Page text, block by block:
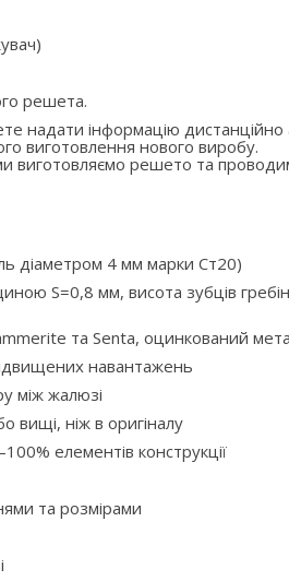
решета.
надати інформацію дистанційно
виготовлення нового виробу.
виготовляємо решето та
діаметром 4 мм марки Ст20)
S=0,8 мм, висота зубців
та Senta, оцинкований
навантажень
між жалюзі
вищі, ніж в оригіналу
елементів конструкції
та розмірами